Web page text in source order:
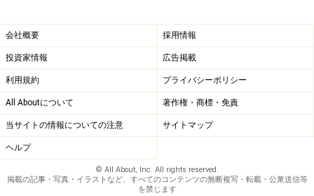
会社概要 採用情報
投資家情報 広告掲載
利用規約 プライバシーポリシー
All Aboutについて 著作権・商標・免責
当サイトの情報についての注意 サイトマップ
ヘルプ
© All About, Inc. All rights reserved.
掲載の記事・写真・イラストなど、すべてのコンテンツの無断複写・転載・公衆送信等
を禁じます